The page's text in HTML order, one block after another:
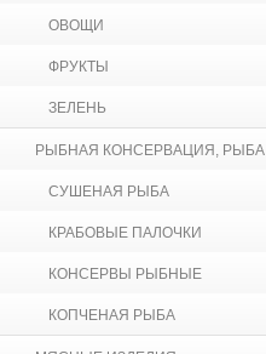
ОВОЩИ
ФРУКТЫ
ЗЕЛЕНЬ
РЫБНАЯ КОНСЕРВАЦИЯ, РЫБА
СУШЕНАЯ РЫБА
КРАБОВЫЕ ПАЛОЧКИ
КОНСЕРВЫ РЫБНЫЕ
КОПЧЕНАЯ РЫБА